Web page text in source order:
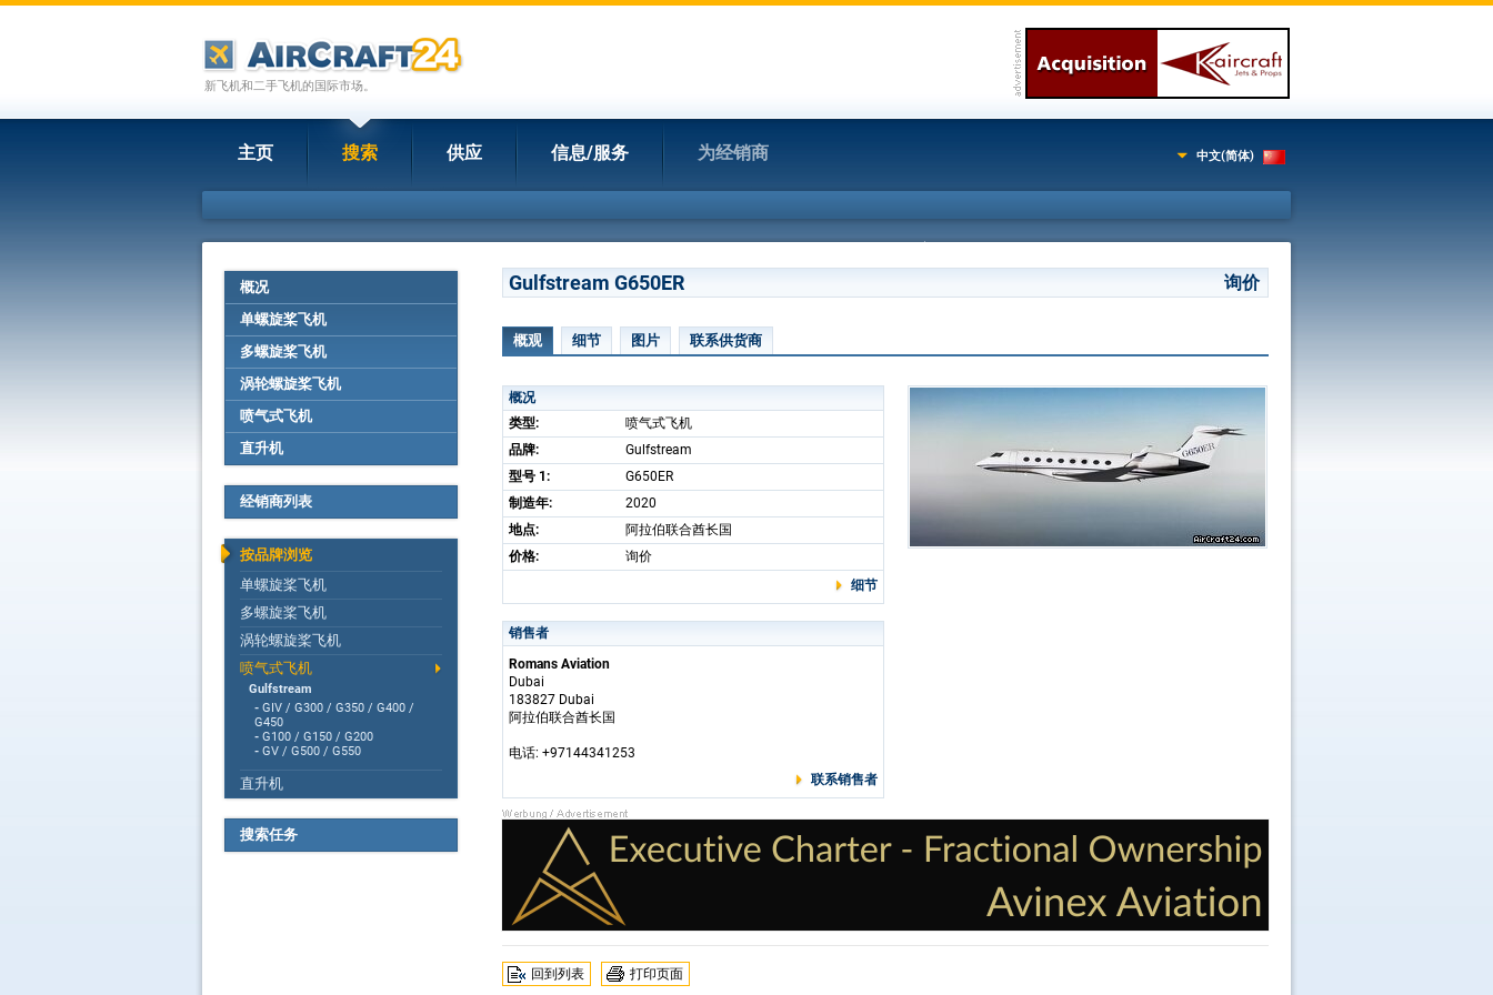
新飞机和二手飞机的国际市场。
主页 搜索 供应 信息/服务 为经销商 中文(简体)
概况
单螺旋桨飞机
多螺旋桨飞机
涡轮螺旋桨飞机
喷气式飞机
直升机
经销商列表
按品牌浏览
单螺旋桨飞机
多螺旋桨飞机
涡轮螺旋桨飞机
喷气式飞机
Gulfstream
- GIV / G300 / G350 / G400 /
G450
- G100 / G150 / G200
- GV / G500 / G550
直升机
搜索任务
Gulfstream G650ER 询价
概观 细节 图片 联系供货商
概况
类型:
喷气式飞机
品牌:
Gulfstream
型号 1:
G650ER
制造年:
2020
地点:
阿拉伯联合酋长国
价格:
询价
细节
销售者
Romans Aviation
Dubai
183827 Dubai
阿拉伯联合酋长国
电话: +97144341253
联系销售者
回到列表 打印页面